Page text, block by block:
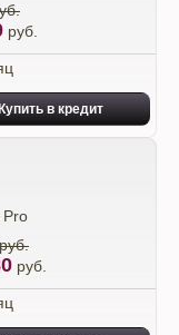
руб.
Купить в кредит
руб.